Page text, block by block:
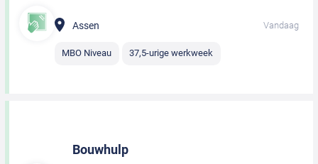
Assen Vandaag
MBO Niveau 37,5-urige werkweek
Bouwhulp